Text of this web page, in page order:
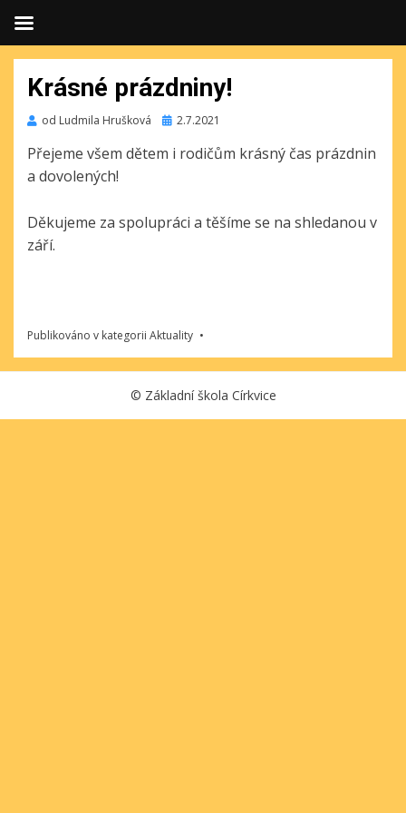
Krásné prázdniny!
od Ludmila Hrušková Publikováno
2.7.2021
Přejeme všem dětem i rodičům krásný čas prázdnin
a dovolených!
Děkujeme za spolupráci a těšíme se na shledanou v
září.
Publikováno v kategorii Aktuality
© Základní škola Církvice